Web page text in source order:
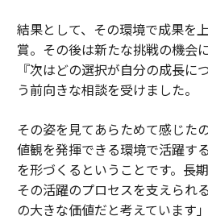
結果として、その環境で成果を
賞。その後は新たな挑戦の機会
『次はどの選択が自分の成長に
う前向きな相談を受けました。
その姿を見てあらためて感じた
値観を発揮できる環境で活躍す
を形づくるということです。長
その活躍のプロセスを支えられ
の大きな価値だと考えています」